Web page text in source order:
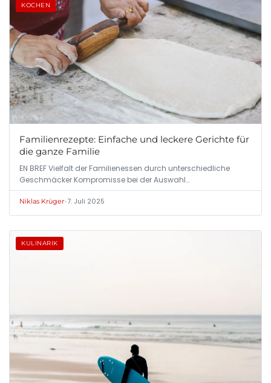
KOCHEN
Familienrezepte: Einfache und leckere Gerichte für
die ganze Familie
EN BREF Vielfalt der Familienessen durch unterschiedliche
Geschmäcker Kompromisse bei der Auswahl…
Niklas Krüger•7. Juli 2025
KULINARIK